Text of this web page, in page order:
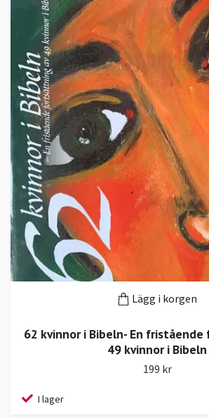
Lägg i korgen
62 kvinnor i Bibeln- En
49 kvinnor i Bibeln
199 kr
I lager